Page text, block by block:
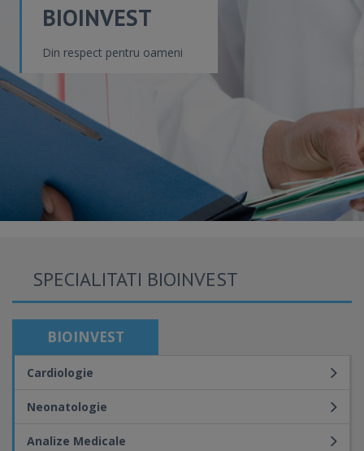
BIOINVEST
Din respect pentru oameni
SPECIALITATI BIOINVEST
BIOINVEST
Cardiologie
Neonatologie
Analize Medicale